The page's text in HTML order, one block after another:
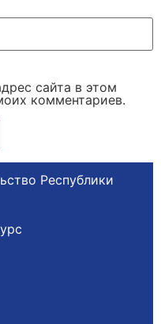
сайта в этом
комментариев.
Республики